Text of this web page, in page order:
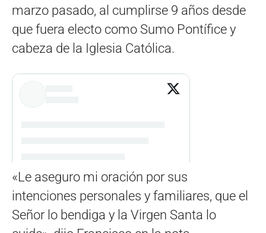
marzo pasado, al cumplirse 9 años desde
que fuera electo como Sumo Pontífice y
cabeza de la Iglesia Católica.
«Le aseguro mi oración por sus
intenciones personales y familiares, que el
Señor lo bendiga y la Virgen Santa lo